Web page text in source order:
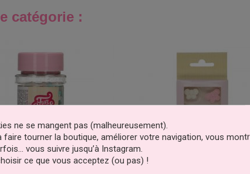
catégorie :
ne se mangent pas (malheureusement).
faire tourner la boutique, améliorer votre navigation, vous
vous suivre jusqu’à Instagram.
ce que vous acceptez (ou pas) !